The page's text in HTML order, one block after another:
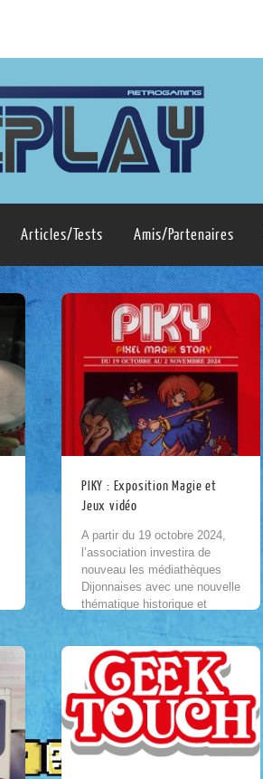
Articles/Tests Amis/Partenaires
PIKY : Exposition Magie et
Jeux vidéo
A partir du 19 octobre 2024,
l’association investira de
nouveau les médiathèques
Dijonnaises avec une nouvelle
thématique historique et
la magie à travers l’histoire
des...